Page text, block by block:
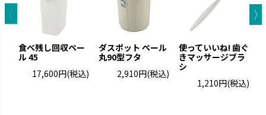
食べ残し回収ペー
ル 45
17,600円(税込)
ダスポット ペール
丸90型フタ
2,910円(税込)
使っていいね! 歯ぐ
きマッサージブラ
シ
1,210円(税込)